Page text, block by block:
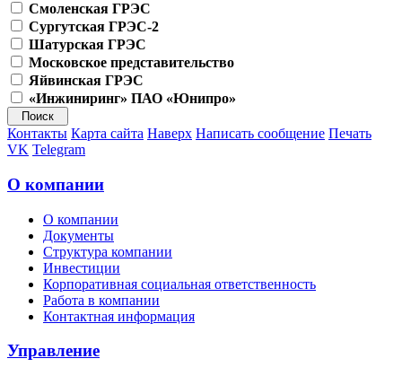
Смоленская ГРЭС
Сургутская ГРЭС-2
Шатурская ГРЭС
Московское представительство
Яйвинская ГРЭС
«Инжиниринг» ПАО «Юнипро»
Контакты Карта сайта Наверх Написать сообщение Печать
VK Telegram
О компании
О компании
Документы
Структура компании
Инвестиции
Корпоративная социальная ответственность
Работа в компании
Контактная информация
Управление